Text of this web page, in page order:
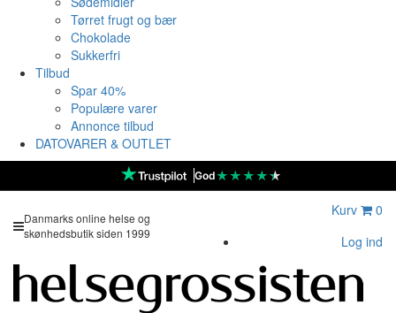
Tørret frugt og bær
Chokolade
Sukkerfri
Tilbud
Spar 40%
Populære varer
Annonce tilbud
DATOVARER & OUTLET
God★★★★★
Danmarks online helse og
skønhedsbutik siden 1999
Kurv
0
Log ind